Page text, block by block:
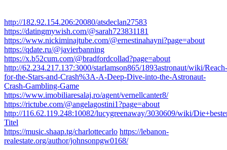
http://182.92.154.206:20080/atsdeclan27583
https://datingmywish.com/@sarah723831181
https://www.nickiminajtube.com/@ernestinahayni?page=about
https://qdate.ru/@javierbanning
https://x.b52cum.com/@bradfordcollad?page=about
http://62.234.217.137:3000/starlamson865/1893astronaut/wiki/Reach-
for-the-Stars-and-Crash%3A-A-Deep-Dive-into-the-Astronaut-
Crash-Gambling-Game
https://www.imobiliaresalaj.ro/agent/vernellcanter8/
https://rictube.com/@angelagostini1?page=about
http://116.62.119.248:10082/lucygreenaway/3030609/wiki/
Titel
https://music.shaap.tg/charlottecarlo https://lebanon-
realestate.org/author/johnsonpgw0168/